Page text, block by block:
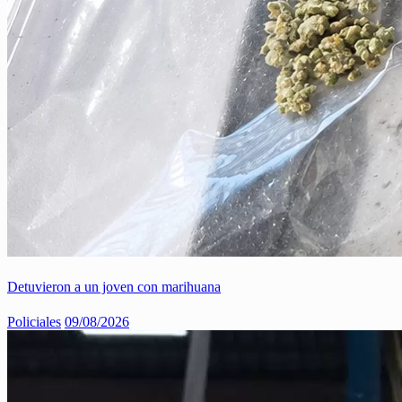
Detuvieron a un joven con marihuana
Policiales 09/08/2026